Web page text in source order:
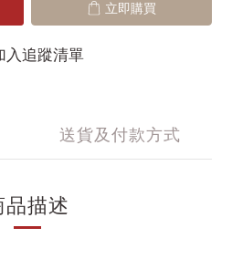
立即購買
入追蹤清單
送貨及付款方式
品描述